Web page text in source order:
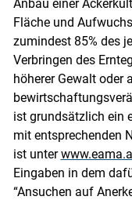
Anbau einer
Fläche und
zumindest 85% des
Verbringen des
höherer Gewalt oder
ist grundsätzlich ein
mit entsprechenden
ist unter
Eingaben in dem
“Ansuchen auf